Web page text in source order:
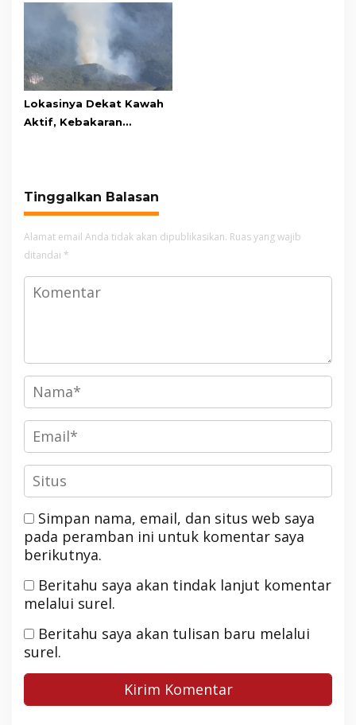
Lokasinya Dekat Kawah
Aktif, Kebakaran
Tinggalkan Balasan
Alamat email Anda tidak akan dipublikasikan. Ruas yang wajib
ditandai *
Simpan nama, email, dan situs web saya
pada peramban ini untuk komentar saya
berikutnya.
Beritahu saya akan tindak lanjut komentar
melalui surel.
Beritahu saya akan tulisan baru melalui
surel.